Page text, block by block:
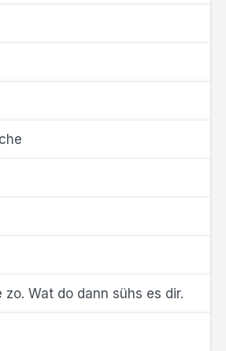
zo. Wat do dann sühs es dir.